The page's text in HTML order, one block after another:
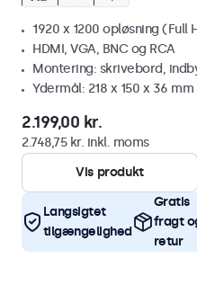
1920 x 1200 opløsning (Full
HDMI, VGA, BNC og RCA
Montering: skrivebord,
Ydermål: 218 x 150 x 36 mm
2.199,00 kr.
2.748,75 kr. inkl. moms
Vis produkt
Langsigtet
tilgængelighed
Gratis
fragt
retur